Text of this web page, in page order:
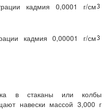
кадмия 0,0001 г/см
кадмия 0,00001 г/см
в стаканы или колбы
навески массой 3,000 г